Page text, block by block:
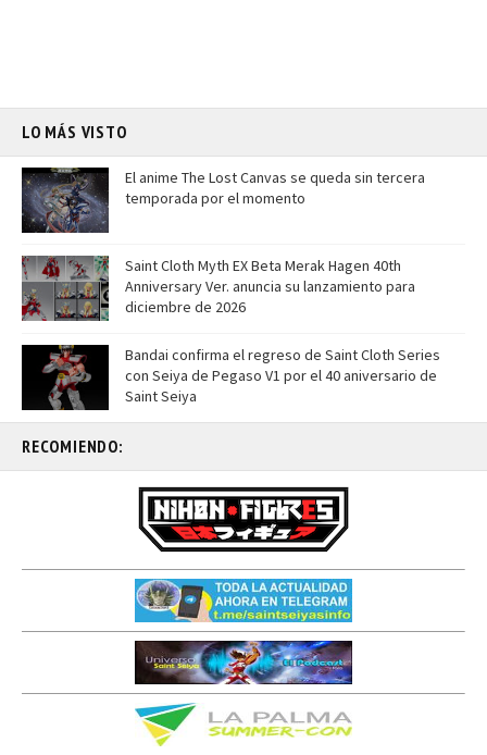
LO MÁS VISTO
El anime The Lost Canvas se queda sin tercera
temporada por el momento
Saint Cloth Myth EX Beta Merak Hagen 40th
Anniversary Ver. anuncia su lanzamiento para
diciembre de 2026
Bandai confirma el regreso de Saint Cloth Series
con Seiya de Pegaso V1 por el 40 aniversario de
Saint Seiya
RECOMIENDO: